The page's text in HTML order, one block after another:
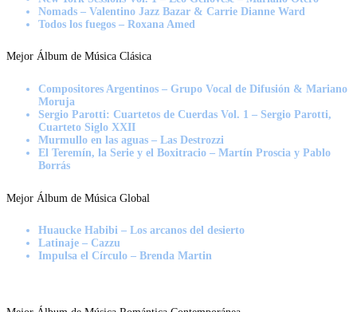
Nomads – Valentino Jazz Bazar & Carrie Dianne Ward
Todos los fuegos – Roxana Amed
Mejor Álbum de Música Clásica
Compositores Argentinos – Grupo Vocal de Difusión & Mariano
Moruja
Sergio Parotti: Cuartetos de Cuerdas Vol. 1 – Sergio Parotti,
Cuarteto Siglo XXII
Murmullo en las aguas – Las Destrozzi
El Teremín, la Serie y el Boxitracio – Martín Proscia y Pablo
Borrás
Mejor Álbum de Música Global
Huaucke Habibi – Los arcanos del desierto
Latinaje – Cazzu
Impulsa el Círculo – Brenda Martin